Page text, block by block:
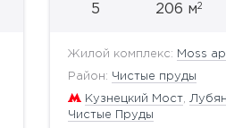
5 206 м2
Жилой комплекс: Moss
Район: Чистые пруды
Кузнецкий Мост,
Чистые Пруды